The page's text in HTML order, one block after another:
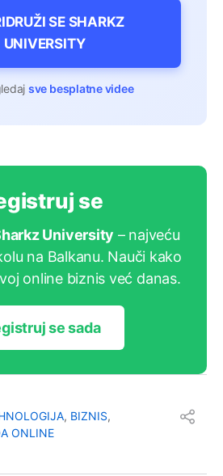
SE SHARKZ
UNIVERSITY
sve besplatne videe
se
University – najveću
na Balkanu. Nauči kako
online biznis već danas.
se sada
, BIZNIS,
ONLINE